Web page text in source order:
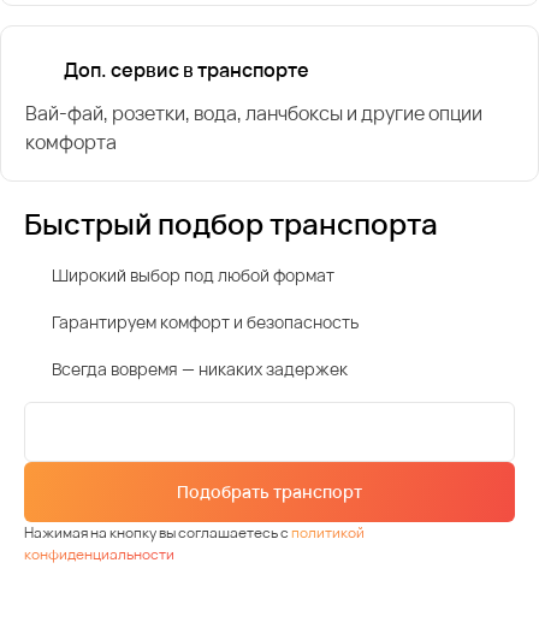
Доп. сервис в транспорте
Вай-фай, розетки, вода, ланчбоксы и другие опции
комфорта
Быстрый подбор транспорта
Широкий выбор под любой формат
Гарантируем комфорт и безопасность
Всегда вовремя — никаких задержек
Подобрать транспорт
Нажимая на кнопку вы соглашаетесь сполитикой
конфиденциальности